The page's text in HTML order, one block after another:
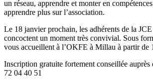
un réseau, apprendre et monter en
apprendre plus sur l’association.
Le 18 janvier prochain, les adhérents de la
concoctent un moment très convivial. Sous
vous accueillent à l’OKFE à Millau à partir de
Inscription gratuite fortement conseillée
72 04 40 51